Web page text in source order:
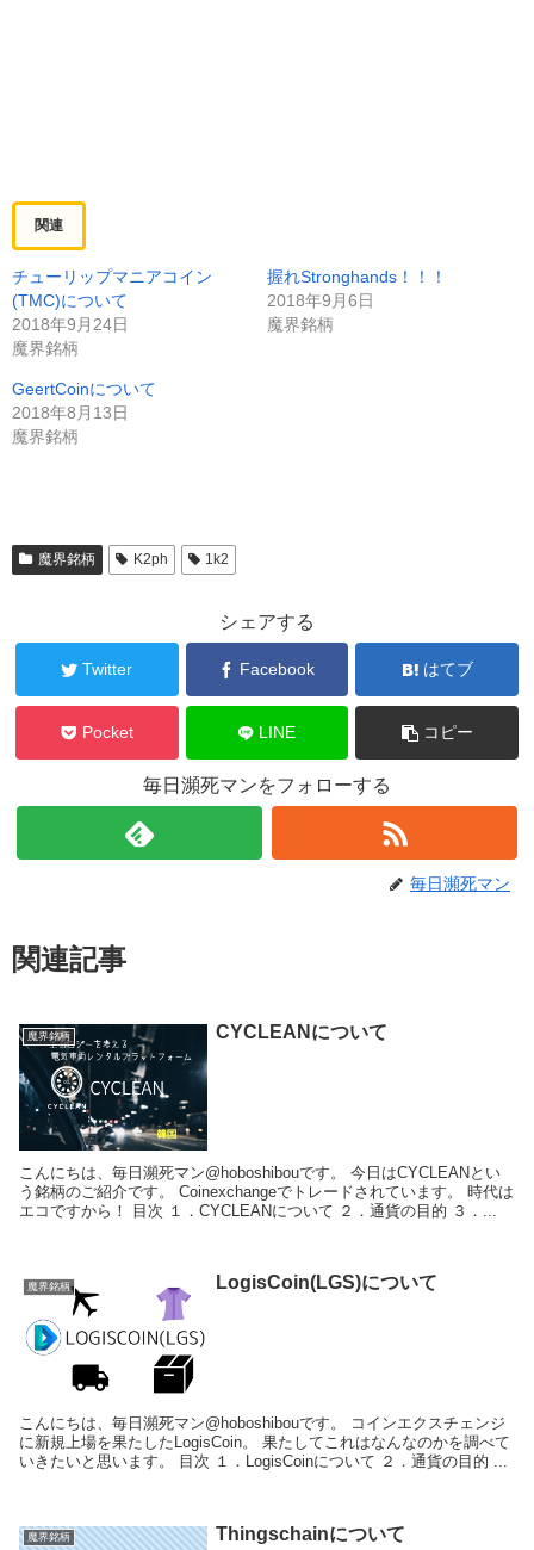
関連
チューリップマニアコイン
(TMC)について
2018年9月24日
魔界銘柄
握れStronghands！！！
2018年9月6日
魔界銘柄
GeertCoinについて
2018年8月13日
魔界銘柄
魔界銘柄 K2ph 1k2
シェアする
Twitter Facebook はてブ
Pocket LINE コピー
毎日瀕死マンをフォローする
毎日瀕死マン
関連記事
魔界銘柄 CYCLEANについて
こんにちは、毎日瀕死マン@hoboshibouです。 今日はCYCLEANとい
う銘柄のご紹介です。 Coinexchangeでトレードされています。 時代は
エコですから！ 目次 １．CYCLEANについて ２．通貨の目的 ３．...
魔界銘柄 LogisCoin(LGS)について
こんにちは、毎日瀕死マン@hoboshibouです。 コインエクスチェンジ
に新規上場を果たしたLogisCoin。 果たしてこれはなんなのかを調べて
いきたいと思います。 目次 １．LogisCoinについて ２．通貨の目的 ...
魔界銘柄 Thingschainについて